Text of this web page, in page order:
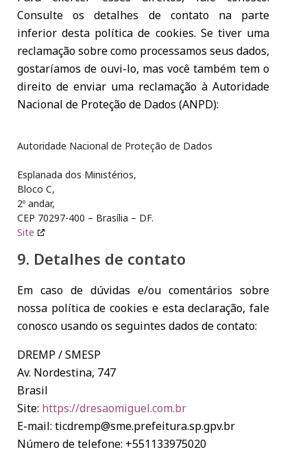
Consulte os detalhes de contato na parte
inferior desta política de cookies. Se tiver uma
reclamação sobre como processamos seus dados,
gostaríamos de ouvi-lo, mas você também tem o
direito de enviar uma reclamação à Autoridade
Nacional de Proteção de Dados (ANPD):
Autoridade Nacional de Proteção de Dados
Esplanada dos Ministérios,
Bloco C,
2º andar,
CEP 70297-400 – Brasília – DF.
Site
9. Detalhes de contato
Em caso de dúvidas e/ou comentários sobre
nossa política de cookies e esta declaração, fale
conosco usando os seguintes dados de contato:
DREMP / SMESP
Av. Nordestina, 747
Brasil
Site: https://dresaomiguel.com.br
E-mail: ticdremp@sme.prefeitura.sp.gpv.br
Número de telefone: +551133975020